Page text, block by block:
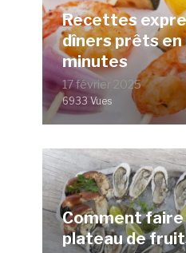
Recettes
dîners prêts en
minutes
17 février 2025
6933 Vues
Comment faire
plateau de